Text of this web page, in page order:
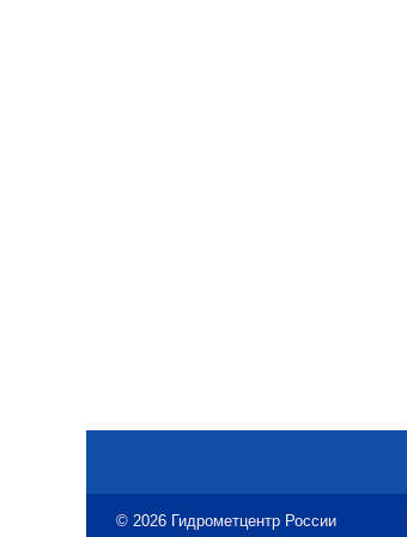
© 2026 Гидрометцентр России